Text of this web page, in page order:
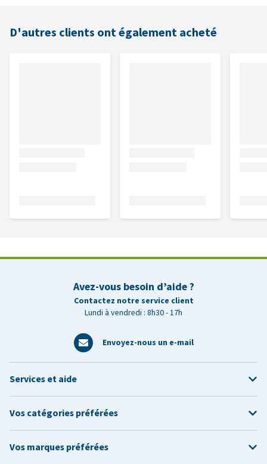
D'autres clients ont également acheté
Avez-vous besoin d’aide ?
Contactez notre service client
Lundi à vendredi : 8h30 - 17h
Envoyez-nous un e-mail
Services et aide
Vos catégories préférées
Vos marques préférées